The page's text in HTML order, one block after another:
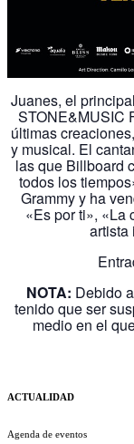
Juanes, el
STONE&MUSIC
últimas
y musical. El
las que Billboard
todos los
Grammy y ha
«Es por ti», «La
artista
NOTA: Debido
tenido que ser
medio en el
ACTUALIDAD
Agenda de eventos